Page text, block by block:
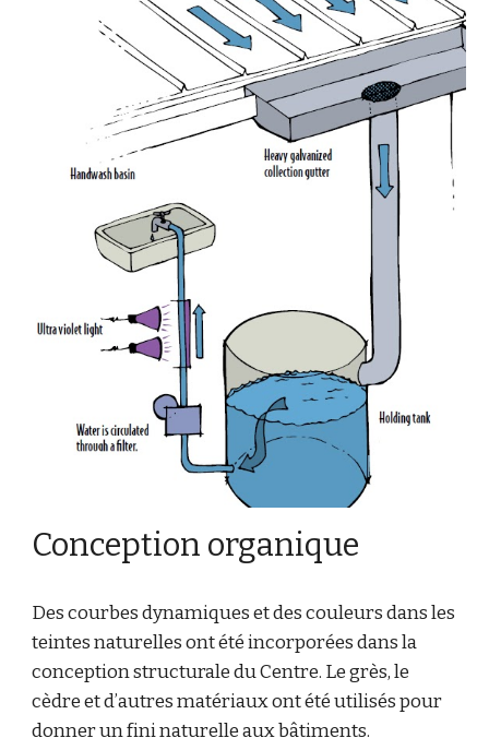
Conception organique
Des courbes dynamiques et des couleurs dans les
teintes naturelles ont été incorporées dans la
conception structurale du Centre. Le grès, le
cèdre et d’autres matériaux ont été utilisés pour
donner un fini naturelle aux bâtiments.